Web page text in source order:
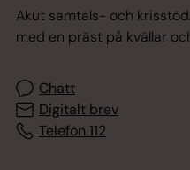
Akut samtals- och
med en präst på kvällar
Chatt
Digitalt brev
Telefon 112